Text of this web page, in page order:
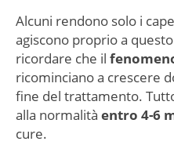
Alcuni rendono solo i
agiscono proprio a
ricordare che il
ricominciano a crescere
fine del trattamento.
alla normalità entro 4-6
cure.